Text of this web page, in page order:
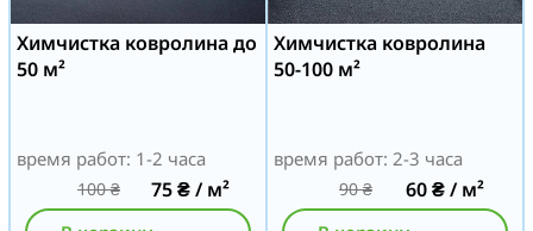
Химчистка ковролина до
50 м²
время работ: 1-2 часа
100₴ 75₴/ м²
Химчистка ковролина
50-100 м²
время работ: 2-3 часа
90₴ 60₴/ м²